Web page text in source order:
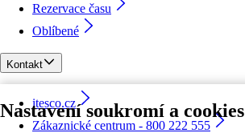
Nastavení soukromí a cookies
Rezervace času
Oblíbené
Kontakt
itesco.cz
Zákaznické centrum - 800 222 555